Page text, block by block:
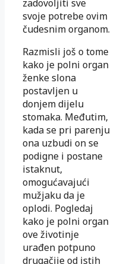
zadovoljiti sve
svoje potrebe ovim
čudesnim organom.
Razmisli još o tome
kako je polni organ
ženke slona
postavljen u
donjem dijelu
stomaka. Međutim,
kada se pri parenju
ona uzbudi on se
podigne i postane
istaknut,
omogućavajući
mužjaku da je
oplodi. Pogledaj
kako je polni organ
ove životinje
urađen potpuno
drugačije od istih